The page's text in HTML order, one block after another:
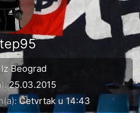
Iz Beograd
25.03.2015
Četvrtak u 14:43